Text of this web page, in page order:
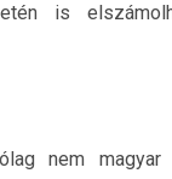
is
nem